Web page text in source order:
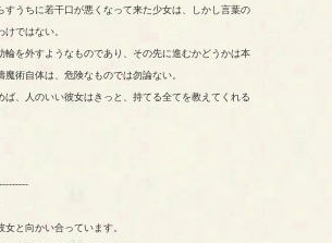
うちに若干口が悪くなって来た少女は、しかし言葉の
ではない。
を外すようなものであり、その先に進むかどうかは本
魔術自体は、危険なものでは勿論ない。
、人のいい彼女はきっと、持てる全てを教えてくれる
と向かい合っています。